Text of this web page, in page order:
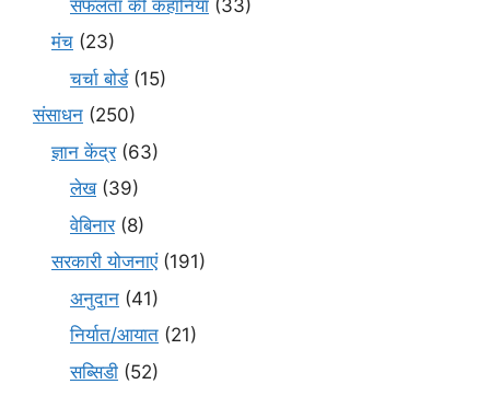
सफलता की कहानियाँ (33)
मंच (23)
चर्चा बोर्ड(15)
संसाधन (250)
ज्ञान केंद्र(63)
लेख(39)
वेबिनार(8)
सरकारी योजनाएं(191)
अनुदान (41)
निर्यात/आयात (21)
सब्सिडी (52)